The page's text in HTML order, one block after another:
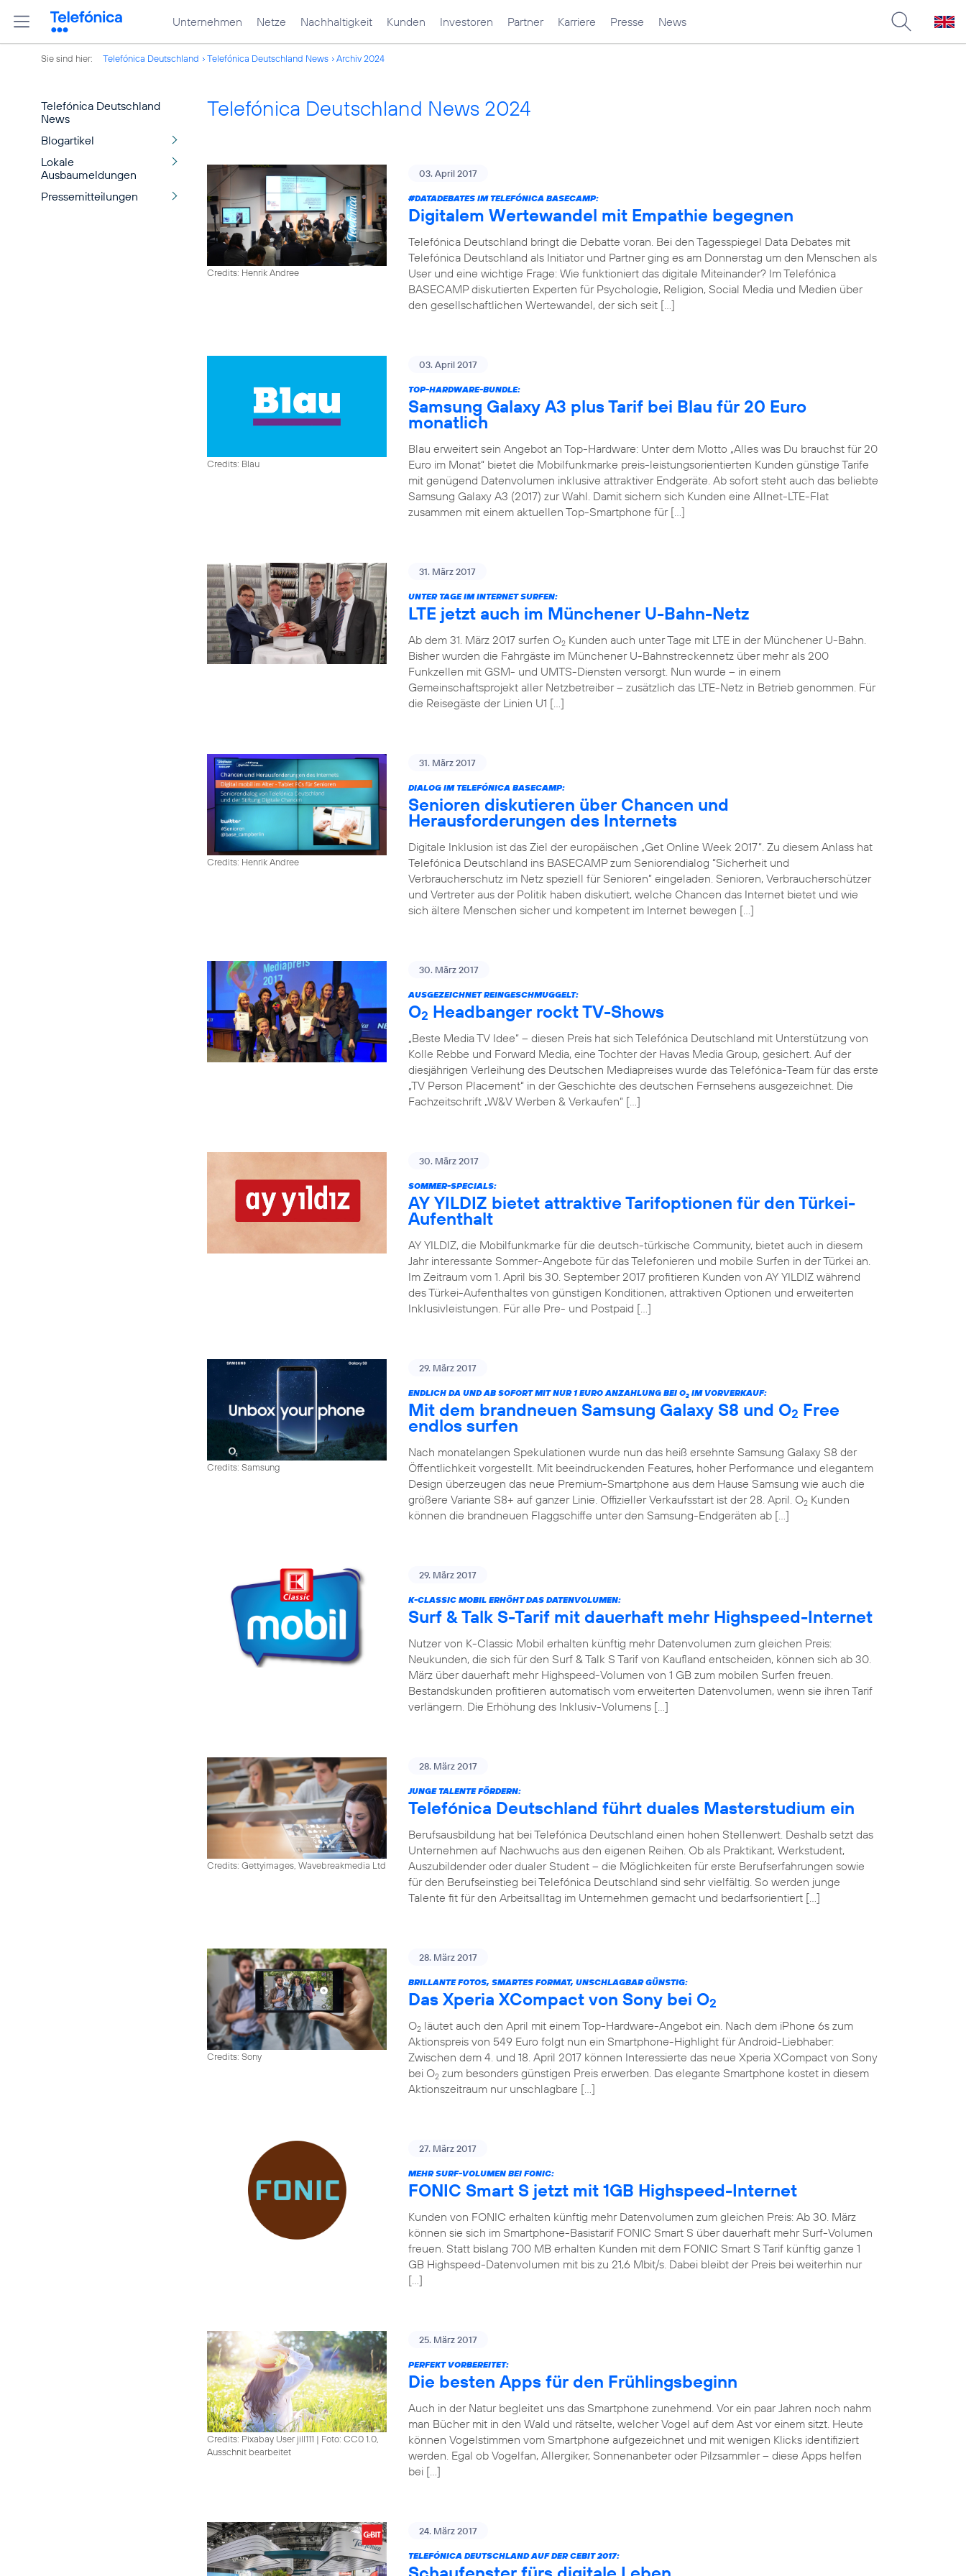
Unternehmen Netze Nachhaltigkeit Kunden Investoren Partner Karriere Presse News
Sie sind hier: Telefónica Deutschland Telefónica Deutschland News Archiv 2024
Telefónica Deutschland
News
Blogartikel
Lokale
Ausbaumeldungen
Pressemitteilungen
Telefónica Deutschland News 2024
Credits: Henrik Andree
03. April 2017
#DATADEBATES IM TELEFÓNICA BASECAMP:
Digitalem Wertewandel mit Empathie begegnen
Telefónica Deutschland bringt die Debatte voran. Bei den Tagesspiegel Data Debates mit
Telefónica Deutschland als Initiator und Partner ging es am Donnerstag um den Menschen als
User und eine wichtige Frage: Wie funktioniert das digitale Miteinander? Im Telefónica
BASECAMP diskutierten Experten für Psychologie, Religion, Social Media und Medien über
den gesellschaftlichen Wertewandel, der sich seit […]
Credits: Blau
03. April 2017
TOP-HARDWARE-BUNDLE:
Samsung Galaxy A3 plus Tarif bei Blau für 20 Euro
monatlich
Blau erweitert sein Angebot an Top-Hardware: Unter dem Motto „Alles was Du brauchst für 20
Euro im Monat“ bietet die Mobilfunkmarke preis-leistungsorientierten Kunden günstige Tarife
mit genügend Datenvolumen inklusive attraktiver Endgeräte. Ab sofort steht auch das beliebte
Samsung Galaxy A3 (2017) zur Wahl. Damit sichern sich Kunden eine Allnet-LTE-Flat
zusammen mit einem aktuellen Top-Smartphone für […]
31. März 2017
UNTER TAGE IM INTERNET SURFEN:
LTE jetzt auch im Münchener U-Bahn-Netz
Ab dem 31. März 2017 surfen O2 Kunden auch unter Tage mit LTE in der Münchener U-Bahn.
Bisher wurden die Fahrgäste im Münchener U-Bahnstreckennetz über mehr als 200
Funkzellen mit GSM- und UMTS-Diensten versorgt. Nun wurde – in einem
Gemeinschaftsprojekt aller Netzbetreiber – zusätzlich das LTE-Netz in Betrieb genommen. Für
die Reisegäste der Linien U1 […]
Credits: Henrik Andree
31. März 2017
DIALOG IM TELEFÓNICA BASECAMP:
Senioren diskutieren über Chancen und
Herausforderungen des Internets
Digitale Inklusion ist das Ziel der europäischen „Get Online Week 2017“. Zu diesem Anlass hat
Telefónica Deutschland ins BASECAMP zum Seniorendialog “Sicherheit und
Verbraucherschutz im Netz speziell für Senioren” eingeladen. Senioren, Verbraucherschützer
und Vertreter aus der Politik haben diskutiert, welche Chancen das Internet bietet und wie
sich ältere Menschen sicher und kompetent im Internet bewegen […]
30. März 2017
AUSGEZEICHNET REINGESCHMUGGELT:
O2 Headbanger rockt TV-Shows
„Beste Media TV Idee“ – diesen Preis hat sich Telefónica Deutschland mit Unterstützung von
Kolle Rebbe und Forward Media, eine Tochter der Havas Media Group, gesichert. Auf der
diesjährigen Verleihung des Deutschen Mediapreises wurde das Telefónica-Team für das erste
„TV Person Placement“ in der Geschichte des deutschen Fernsehens ausgezeichnet. Die
Fachzeitschrift „W&V Werben & Verkaufen“ […]
30. März 2017
SOMMER-SPECIALS:
AY YILDIZ bietet attraktive Tarifoptionen für den Türkei-
Aufenthalt
AY YILDIZ, die Mobilfunkmarke für die deutsch-türkische Community, bietet auch in diesem
Jahr interessante Sommer-Angebote für das Telefonieren und mobile Surfen in der Türkei an.
Im Zeitraum vom 1. April bis 30. September 2017 profitieren Kunden von AY YILDIZ während
des Türkei-Aufenthaltes von günstigen Konditionen, attraktiven Optionen und erweiterten
Inklusivleistungen. Für alle Pre- und Postpaid […]
Credits: Samsung
29. März 2017
ENDLICH DA UND AB SOFORT MIT NUR 1 EURO ANZAHLUNG BEI O2 IM VORVERKAUF:
Mit dem brandneuen Samsung Galaxy S8 und O2 Free
endlos surfen
Nach monatelangen Spekulationen wurde nun das heiß ersehnte Samsung Galaxy S8 der
Öffentlichkeit vorgestellt. Mit beeindruckenden Features, hoher Performance und elegantem
Design überzeugen das neue Premium-Smartphone aus dem Hause Samsung wie auch die
größere Variante S8+ auf ganzer Linie. Offizieller Verkaufsstart ist der 28. April. O2 Kunden
können die brandneuen Flaggschiffe unter den Samsung-Endgeräten ab […]
29. März 2017
K-CLASSIC MOBIL ERHÖHT DAS DATENVOLUMEN:
Surf & Talk S-Tarif mit dauerhaft mehr Highspeed-Internet
Nutzer von K-Classic Mobil erhalten künftig mehr Datenvolumen zum gleichen Preis:
Neukunden, die sich für den Surf & Talk S Tarif von Kaufland entscheiden, können sich ab 30.
März über dauerhaft mehr Highspeed-Volumen von 1 GB zum mobilen Surfen freuen.
Bestandskunden profitieren automatisch vom erweiterten Datenvolumen, wenn sie ihren Tarif
verlängern. Die Erhöhung des Inklusiv-Volumens […]
Credits: Gettyimages, Wavebreakmedia Ltd
28. März 2017
JUNGE TALENTE FÖRDERN:
Telefónica Deutschland führt duales Masterstudium ein
Berufsausbildung hat bei Telefónica Deutschland einen hohen Stellenwert. Deshalb setzt das
Unternehmen auf Nachwuchs aus den eigenen Reihen. Ob als Praktikant, Werkstudent,
Auszubildender oder dualer Student – die Möglichkeiten für erste Berufserfahrungen sowie
für den Berufseinstieg bei Telefónica Deutschland sind sehr vielfältig. So werden junge
Talente fit für den Arbeitsalltag im Unternehmen gemacht und bedarfsorientiert […]
Credits: Sony
28. März 2017
BRILLANTE FOTOS, SMARTES FORMAT, UNSCHLAGBAR GÜNSTIG:
Das Xperia XCompact von Sony bei O2
O2 läutet auch den April mit einem Top-Hardware-Angebot ein. Nach dem iPhone 6s zum
Aktionspreis von 549 Euro folgt nun ein Smartphone-Highlight für Android-Liebhaber:
Zwischen dem 4. und 18. April 2017 können Interessierte das neue Xperia XCompact von Sony
bei O2 zum besonders günstigen Preis erwerben. Das elegante Smartphone kostet in diesem
Aktionszeitraum nur unschlagbare […]
27. März 2017
MEHR SURF-VOLUMEN BEI FONIC:
FONIC Smart S jetzt mit 1GB Highspeed-Internet
Kunden von FONIC erhalten künftig mehr Datenvolumen zum gleichen Preis: Ab 30. März
können sie sich im Smartphone-Basistarif FONIC Smart S über dauerhaft mehr Surf-Volumen
freuen. Statt bislang 700 MB erhalten Kunden mit dem FONIC Smart S Tarif künftig ganze 1
GB Highspeed-Datenvolumen mit bis zu 21,6 Mbit/s. Dabei bleibt der Preis bei weiterhin nur
[…]
Credits: Pixabay User jill111 | Foto: CC0 1.0,
Ausschnit bearbeitet
25. März 2017
PERFEKT VORBEREITET:
Die besten Apps für den Frühlingsbeginn
Auch in der Natur begleitet uns das Smartphone zunehmend. Vor ein paar Jahren noch nahm
man Bücher mit in den Wald und rätselte, welcher Vogel auf dem Ast vor einem sitzt. Heute
können Vogelstimmen vom Smartphone aufgezeichnet und mit wenigen Klicks identifiziert
werden. Egal ob Vogelfan, Allergiker, Sonnenanbeter oder Pilzsammler – diese Apps helfen
bei […]
24. März 2017
TELEFÓNICA DEUTSCHLAND AUF DER CEBIT 2017: